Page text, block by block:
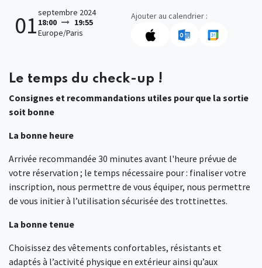
01septembre 2024
18:00
19:55
Europe/Paris
Ajouter au calendrier :
Le temps du check-up !
Consignes et recommandations utiles pour que la sortie
soit bonne
La bonne heure
Arrivée recommandée 30 minutes avant l'heure prévue de
votre réservation ; le temps nécessaire pour : finaliser votre
inscription, nous permettre de vous équiper, nous permettre
de vous initier à l’utilisation sécurisée des trottinettes.
La bonne tenue
Choisissez des vêtements confortables, résistants et
adaptés à l’activité physique en extérieur ainsi qu’aux